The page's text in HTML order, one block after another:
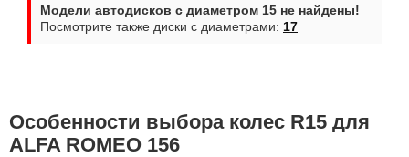
Модели автодисков с диаметром 15 не найдены!
Посмотрите также диски с диаметрами: 17
Особенности выбора колес R15 для
ALFA ROMEO 156